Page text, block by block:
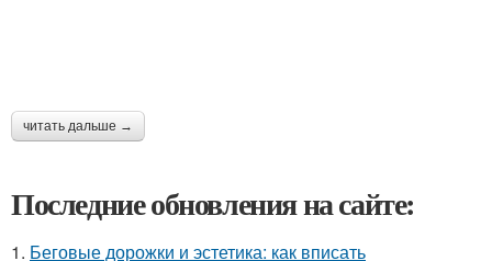
читать дальше →
Последние обновления на сайте:
1. Беговые дорожки и эстетика: как вписать